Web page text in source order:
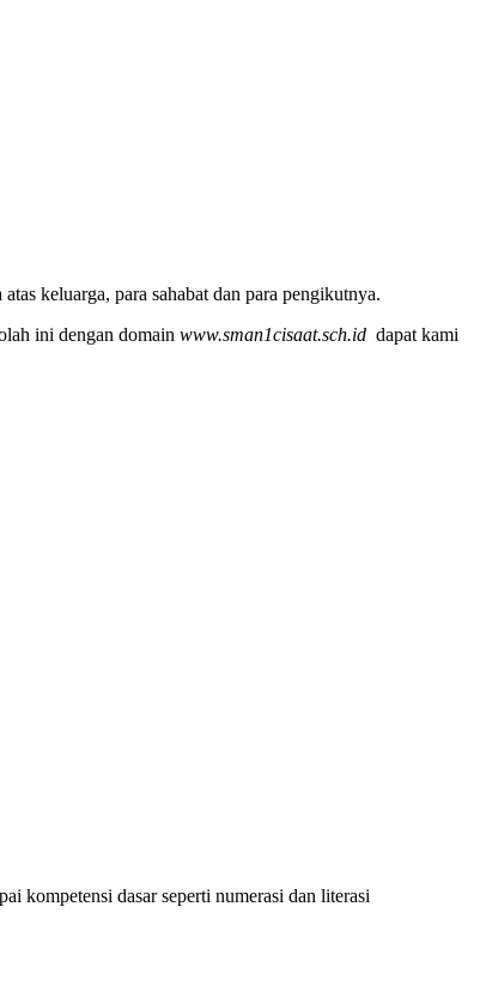
keluarga, para sahabat dan para pengikutnya.
ini dengan domain www.sman1cisaat.sch.id dapat kami
kompetensi dasar seperti numerasi dan literasi